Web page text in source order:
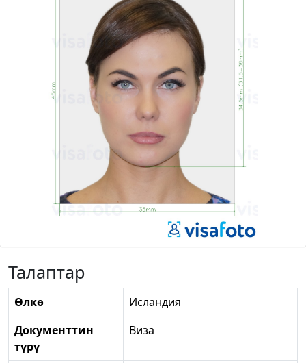
Талаптар
Өлкө
Исландия
Документтин
түрү
Виза